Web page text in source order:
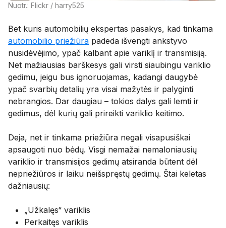
Nuotr.: Flickr / harry525
Bet kuris automobilių ekspertas pasakys, kad tinkama
automobilio priežiūra padeda išvengti ankstyvo
nusidėvėjimo, ypač kalbant apie variklį ir transmisiją.
Net mažiausias barškesys gali virsti siaubingu variklio
gedimu, jeigu bus ignoruojamas, kadangi daugybė
ypač svarbių detalių yra visai mažytės ir palyginti
nebrangios. Dar daugiau – tokios dalys gali lemti ir
gedimus, dėl kurių gali prireikti variklio keitimo.
Deja, net ir tinkama priežiūra negali visapusiškai
apsaugoti nuo bėdų. Visgi nemažai nemaloniausių
variklio ir transmisijos gedimų atsiranda būtent dėl
nepriežiūros ir laiku neišspręstų gedimų. Štai keletas
dažniausių:
„Užkalęs“ variklis
Perkaitęs variklis